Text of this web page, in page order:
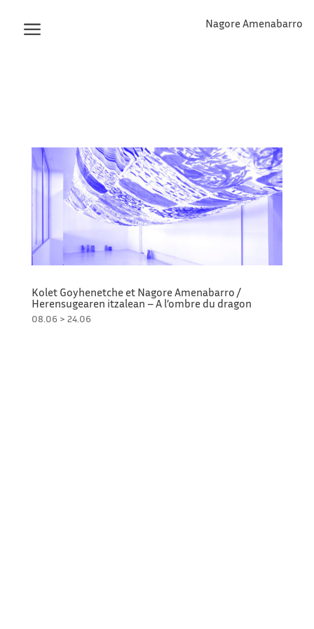
Nagore Amenabarro
Kolet Goyhenetche et Nagore Amenabarro /
Herensugearen itzalean – A l’ombre du dragon
08.06 > 24.06